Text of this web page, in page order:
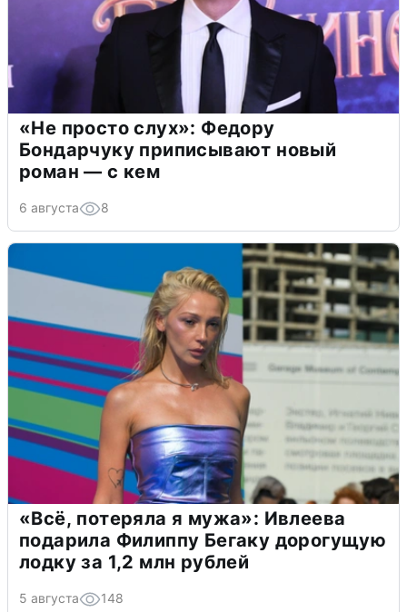
«Не просто слух»: Федору
Бондарчуку приписывают новый
роман — с кем
6 августа 8
«Всё, потеряла я мужа»: Ивлеева
подарила Филиппу Бегаку дорогущую
лодку за 1,2 млн рублей
5 августа 148